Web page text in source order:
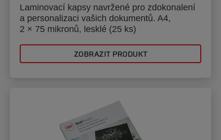
Laminovací kapsy navržené pro zdokonalení
a personalizaci vašich dokumentů. A4,
2 × 75 mikronů, lesklé (25 ks)
ZOBRAZIT PRODUKT